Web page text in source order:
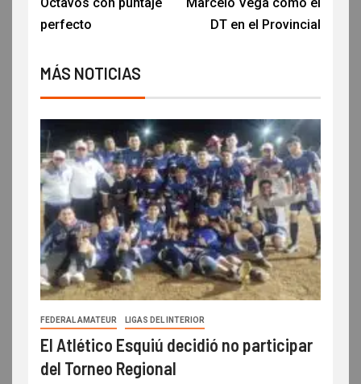
perfecto
DT en el Provincial
MÁS NOTICIAS
FEDERAL AMATEUR LIGAS DEL INTERIOR
El Atlético Esquiú decidió no participar
del Torneo Regional